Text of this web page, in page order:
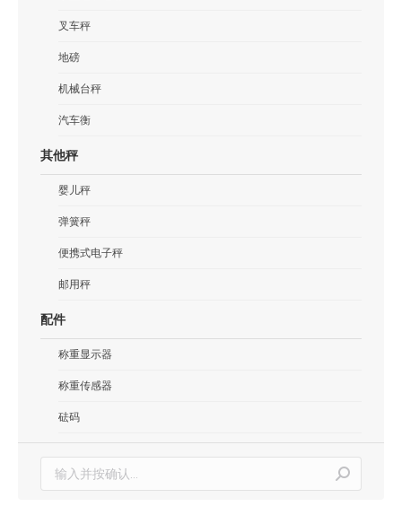
叉车秤
地磅
机械台秤
汽车衡
其他秤
婴儿秤
弹簧秤
便携式电子秤
邮用秤
配件
称重显示器
称重传感器
砝码
索：